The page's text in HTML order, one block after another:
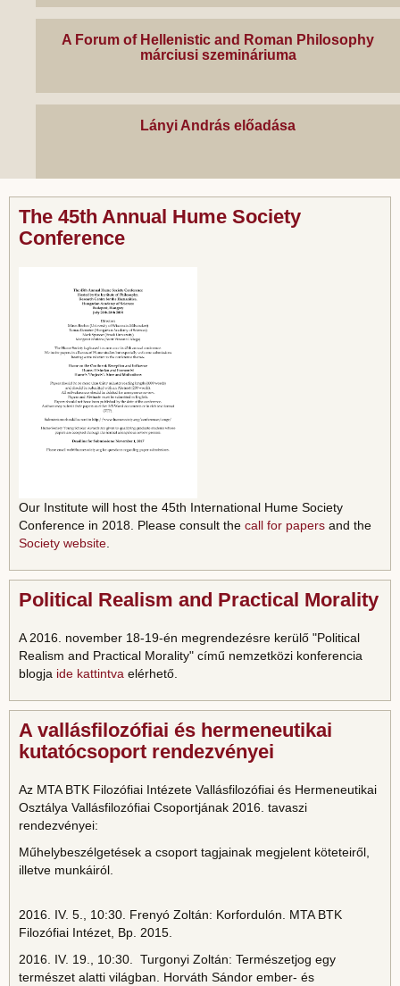
A Forum of Hellenistic and Roman Philosophy
márciusi szemináriuma
Lányi András előadása
The 45th Annual Hume Society
Conference
Our Institute will host the 45th International Hume Society
Conference in 2018. Please consult the call for papers and the
Society website
Political Realism and Practical Morality
A 2016. november 18-19-én megrendezésre kerülő "Political
Realism and Practical Morality" című nemzetközi konferencia
blogja ide kattintva elérhető.
A vallásfilozófiai és hermeneutikai
kutatócsoport rendezvényei
Az MTA BTK Filozófiai Intézete Vallásfilozófiai és Hermeneutikai
Osztálya Vallásfilozófiai Csoportjának 2016. tavaszi
rendezvényei:
Műhelybeszélgetések a csoport tagjainak megjelent köteteiről,
illetve munkáiról.
2016. IV. 5., 10:30. Frenyó Zoltán: Korfordulón. MTA BTK
Filozófiai Intézet, Bp. 2015.
2016. IV. 19., 10:30. Turgonyi Zoltán: Természetjog egy
természet alatti világban. Horváth Sándor ember- és